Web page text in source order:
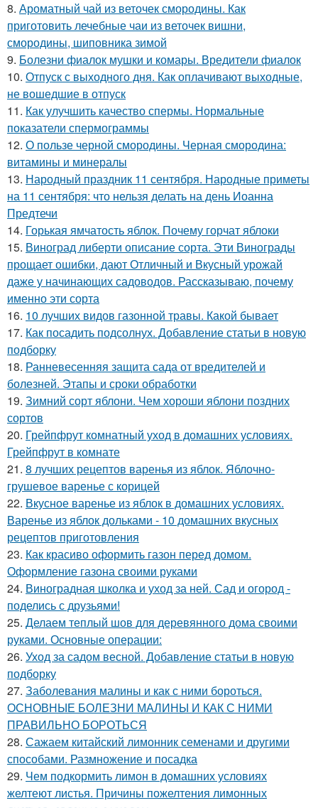
8. Ароматный чай из веточек смородины. Как
приготовить лечебные чаи из веточек вишни,
смородины, шиповника зимой
9. Болезни фиалок мушки и комары. Вредители фиалок
10. Отпуск с выходного дня. Как оплачивают выходные,
не вошедшие в отпуск
11. Как улучшить качество спермы. Нормальные
показатели спермограммы
12. О пользе черной смородины. Черная смородина:
витамины и минералы
13. Народный праздник 11 сентября. Народные приметы
на 11 сентября: что нельзя делать на день Иоанна
Предтечи
14. Горькая ямчатость яблок. Почему горчат яблоки
15. Виноград либерти описание сорта. Эти Винограды
прощает ошибки, дают Отличный и Вкусный урожай
даже у начинающих садоводов. Рассказываю, почему
именно эти сорта
16. 10 лучших видов газонной травы. Какой бывает
17. Как посадить подсолнух. Добавление статьи в новую
подборку
18. Ранневесенняя защита сада от вредителей и
болезней. Этапы и сроки обработки
19. Зимний сорт яблони. Чем хороши яблони поздних
сортов
20. Грейпфрут комнатный уход в домашних условиях.
Грейпфрут в комнате
21. 8 лучших рецептов варенья из яблок. Яблочно-
грушевое варенье с корицей
22. Вкусное варенье из яблок в домашних условиях.
Варенье из яблок дольками - 10 домашних вкусных
рецептов приготовления
23. Как красиво оформить газон перед домом.
Оформление газона своими руками
24. Виноградная школка и уход за ней. Сад и огород -
поделись с друзьями!
25. Делаем теплый шов для деревянного дома своими
руками. Основные операции:
26. Уход за садом весной. Добавление статьи в новую
подборку
27. Заболевания малины и как с ними бороться.
ОСНОВНЫЕ БОЛЕЗНИ МАЛИНЫ И КАК С НИМИ
ПРАВИЛЬНО БОРОТЬСЯ
28. Сажаем китайский лимонник семенами и другими
способами. Размножение и посадка
29. Чем подкормить лимон в домашних условиях
желтеют листья. Причины пожелтения лимонных